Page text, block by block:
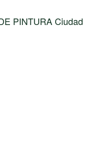
PINTURA Ciudad